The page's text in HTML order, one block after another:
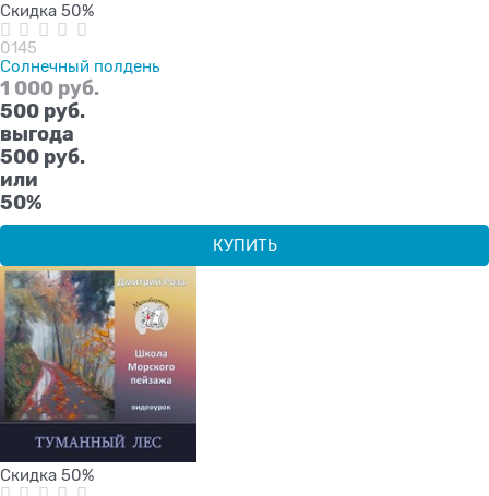
Скидка 50%
0145
Солнечный полдень
1 000 руб.
500 руб.
выгода
500 руб.
или
50%
КУПИТЬ
Скидка 50%